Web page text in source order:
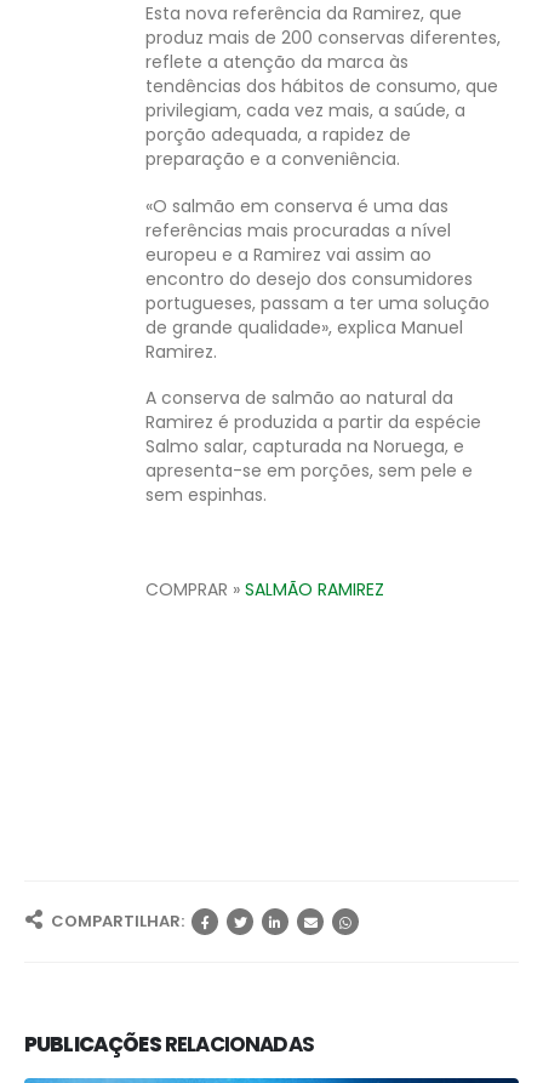
Esta nova referência da Ramirez, que
produz mais de 200 conservas diferentes,
reflete a atenção da marca às
tendências dos hábitos de consumo, que
privilegiam, cada vez mais, a saúde, a
porção adequada, a rapidez de
preparação e a conveniência.
«O salmão em conserva é uma das
referências mais procuradas a nível
europeu e a Ramirez vai assim ao
encontro do desejo dos consumidores
portugueses, passam a ter uma solução
de grande qualidade», explica Manuel
Ramirez.
A conserva de salmão ao natural da
Ramirez é produzida a partir da espécie
Salmo salar, capturada na Noruega, e
apresenta-se em porções, sem pele e
sem espinhas.
COMPRAR » SALMÃO RAMIREZ
COMPARTILHAR:
PUBLICAÇÕESRELACIONADAS